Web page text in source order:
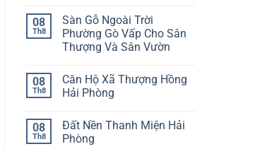
08
Th8
Sàn Gỗ Ngoài Trời
Phường Gò Vấp Cho Sân
Thượng Và Sân Vườn
08
Th8
Căn Hộ Xã Thượng Hồng
Hải Phòng
08
Th8
Đất Nền Thanh Miện Hải
Phòng